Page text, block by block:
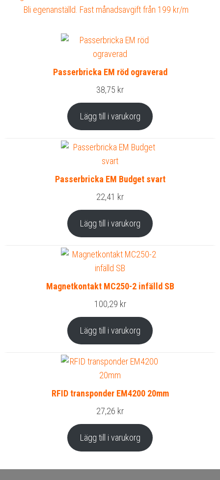
Bli egenanställd. Fast månadsavgift från 199 kr/m
Passerbricka EM röd ograverad
38,75 kr
Lägg till i varukorg
Passerbricka EM Budget svart
22,41 kr
Lägg till i varukorg
Magnetkontakt MC250-2 infälld SB
100,29 kr
Lägg till i varukorg
RFID transponder EM4200 20mm
27,26 kr
Lägg till i varukorg